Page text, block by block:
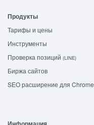
Продукты
Тарифы и цены
Инструменты
Проверка позиций (LINE)
Биржа сайтов
SEO расширение для Chrome